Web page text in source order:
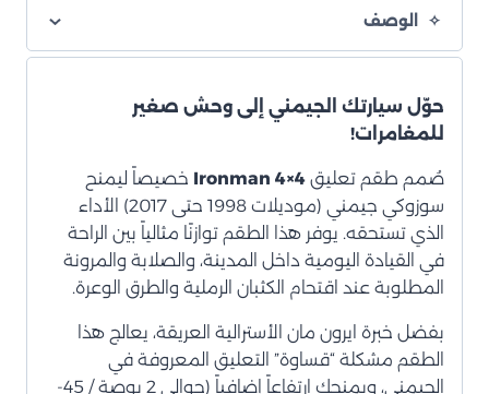
الوصف
حوّل سيارتك الجيمني إلى وحش صغير
للمغامرات!
صُمم طقم تعليق Ironman 4×4 خصيصاً ليمنح
سوزوكي جيمني (موديلات 1998 حتى 2017) الأداء
الذي تستحقه. يوفر هذا الطقم توازنًا مثالياً بين الراحة
في القيادة اليومية داخل المدينة، والصلابة والمرونة
المطلوبة عند اقتحام الكثبان الرملية والطرق الوعرة.
بفضل خبرة ايرون مان الأسترالية العريقة، يعالج هذا
الطقم مشكلة “قساوة” التعليق المعروفة في
الجيمني، ويمنحك ارتفاعاً إضافياً (حوالي 2 بوصة / 45-